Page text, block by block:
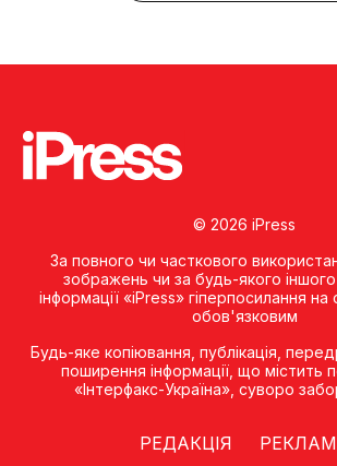
© 2026 iPress
За повного чи часткового
зображень чи за будь-якого
інформації «iPress» гіперпосилання на
обов'язковим
Будь-яке копiювання, публiкацiя,
поширення iнформацiї, що мiстить
«Iнтерфакс-Україна», суворо
РЕДАКЦІЯ